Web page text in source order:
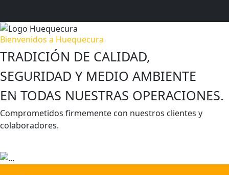
Bienvenidos a Huequecura
TRADICIÓN DE CALIDAD,
SEGURIDAD Y MEDIO AMBIENTE
EN TODAS NUESTRAS OPERACIONES.
Comprometidos firmemente con nuestros clientes y
colaboradores.
Previous Next